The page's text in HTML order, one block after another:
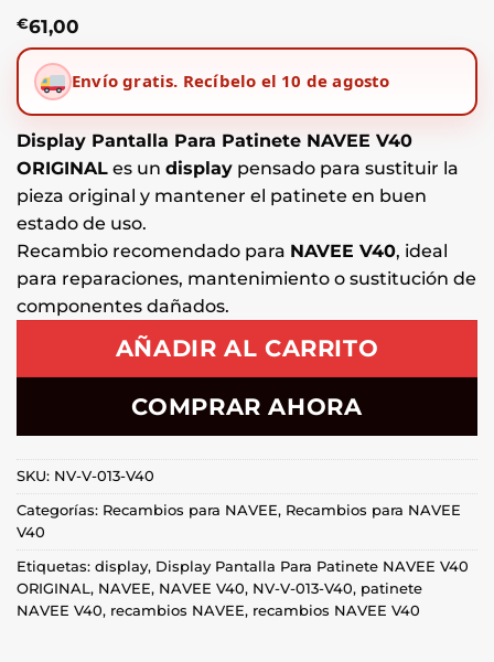
€61,00
Envío gratis. Recíbelo el 10 de agosto
Display Pantalla Para Patinete NAVEE V40
ORIGINAL es un display pensado para sustituir la
pieza original y mantener el patinete en buen
estado de uso.
Recambio recomendado para NAVEE V40, ideal
para reparaciones, mantenimiento o sustitución de
componentes dañados.
AÑADIR AL CARRITO
COMPRAR AHORA
SKU: NV-V-013-V40
Categorías: Recambios para NAVEE, Recambios para NAVEE
V40
Etiquetas: display, Display Pantalla Para Patinete NAVEE V40
ORIGINAL, NAVEE, NAVEE V40, NV-V-013-V40, patinete
NAVEE V40, recambios NAVEE, recambios NAVEE V40